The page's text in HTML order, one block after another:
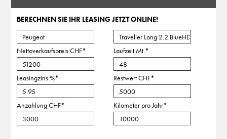
BERECHNEN SIE IHR LEASING JETZT ONLINE!
Nettoverkaufspreis CHF* Laufzeit Mt.*
Leasingzins %* Restwert CHF*
Anzahlung CHF* Kilometer pro Jahr*